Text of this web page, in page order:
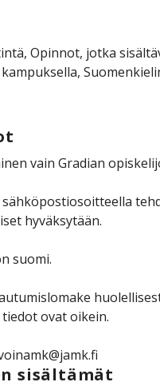
Opinnot, jotka
vain Gradian
sähköpostiosoitteella
hyväksytään.
suomi.
ovat oikein.
sisältämät